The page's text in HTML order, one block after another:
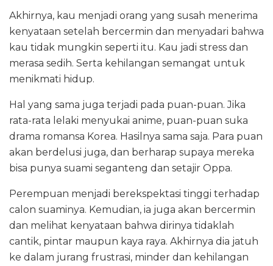
Akhirnya, kau menjadi orang yang susah menerima
kenyataan setelah bercermin dan menyadari bahwa
kau tidak mungkin seperti itu. Kau jadi stress dan
merasa sedih. Serta kehilangan semangat untuk
menikmati hidup.
Hal yang sama juga terjadi pada puan-puan. Jika
rata-rata lelaki menyukai anime, puan-puan suka
drama romansa Korea. Hasilnya sama saja. Para puan
akan berdelusi juga, dan berharap supaya mereka
bisa punya suami seganteng dan setajir Oppa.
Perempuan menjadi berekspektasi tinggi terhadap
calon suaminya. Kemudian, ia juga akan bercermin
dan melihat kenyataan bahwa dirinya tidaklah
cantik, pintar maupun kaya raya. Akhirnya dia jatuh
ke dalam jurang frustrasi, minder dan kehilangan